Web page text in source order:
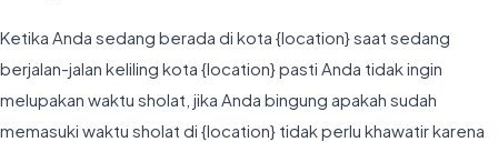
Ketika Anda sedang berada di kota {location} saat sedang
berjalan-jalan keliling kota {location} pasti Anda tidak ingin
melupakan waktu sholat, jika Anda bingung apakah sudah
memasuki waktu sholat di {location} tidak perlu khawatir karena